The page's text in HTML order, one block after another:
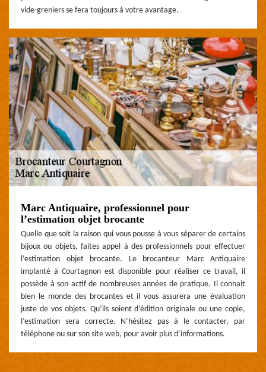
vide-greniers se fera toujours à votre avantage.
Marc Antiquaire, professionnel pour
l’estimation objet brocante
Quelle que soit la raison qui vous pousse à vous séparer de certains
bijoux ou objets, faites appel à des professionnels pour effectuer
l’estimation objet brocante. Le brocanteur Marc Antiquaire
implanté à Courtagnon est disponible pour réaliser ce travail, il
possède à son actif de nombreuses années de pratique. Il connait
bien le monde des brocantes et il vous assurera une évaluation
juste de vos objets. Qu’ils soient d’édition originale ou une copie,
l’estimation sera correcte. N’hésitez pas à le contacter, par
téléphone ou sur son site web, pour avoir plus d’informations.